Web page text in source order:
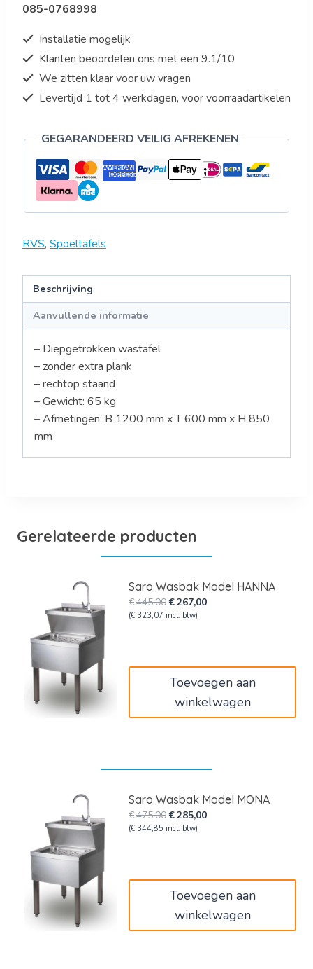
085-0768998
Installatie mogelijk
Klanten beoordelen ons met een 9.1/10
We zitten klaar voor uw vragen
Levertijd 1 tot 4 werkdagen, voor voorraadartikelen
GEGARANDEERD VEILIG AFREKENEN
RVS, Spoeltafels
Beschrijving
Aanvullende informatie
– Diepgetrokken wastafel
– zonder extra plank
– rechtop staand
– Gewicht: 65 kg
– Afmetingen: B 1200 mm x T 600 mm x H 850
mm
Gerelateerde producten
Saro Wasbak Model HANNA
€445,00Oorspronkelijke
prijs
€267,00Huidige
(€ 323,07 incl. btw)
Toevoegen aan
winkelwagen
Saro Wasbak Model MONA
€475,00Oorspronkelijke
prijs
€285,00Huidige
(€ 344,85 incl. btw)
Toevoegen aan
winkelwagen